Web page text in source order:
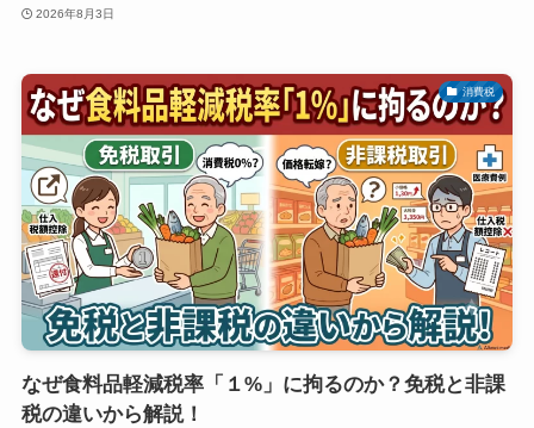
2026年8月3日
消費税
なぜ食料品軽減税率「１%」に拘るのか？免税と非課
税の違いから解説！